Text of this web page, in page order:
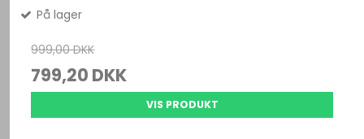
På lager
999,00 DKK
799,20 DKK
VIS PRODUKT